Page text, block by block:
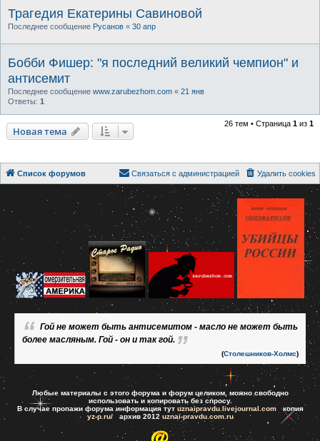
Трагедия Екатерины Савиновой
Последнее сообщение Русанов « 30 апр
Бобби Фишер: "я последний великий чемпион" и
антисемит
Последнее сообщение www.zarubezhom.com « 21 янв
Ответы: 1
Новая тема
26 тем • Страница 1 из 1
Список форумов Удалить cookies
Связаться с администрацией
Гой не может быть антисемитом - масло не может быть
более масляным. Гой - он и так гой.
(Столешников-Холмс)
Любые материалы с этого форума и форум целиком, можно свободно
использовать и копировать без спросу.
В случае пропажи форума информация тут uznaipravdu.livejournal.comкопия
yz-p.ru/архив 2012 uznai-pravdu.com.ru